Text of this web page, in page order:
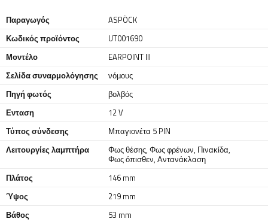
Παραγωγός
ASPÖCK
Κωδικός προϊόντος
UT001690
Μοντέλο
EARPOINT III
Σελίδα συναρμολόγησης
νόμους
Πηγή φωτός
βολβός
Ενταση
12 V
Τύπος σύνδεσης
Μπαγιονέτα 5 PIN
Λειτουργίες λαμπτήρα
Φως θέσης,Φως φρένων, Πινακίδα,
Φως όπισθεν,Αντανάκλαση
Πλάτος
146 mm
Ύψος
219 mm
Βάθος
53 mm